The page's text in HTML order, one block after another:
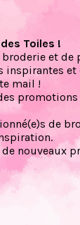
Toiles !
et de
inspirantes et
mail !
de
nouveaux